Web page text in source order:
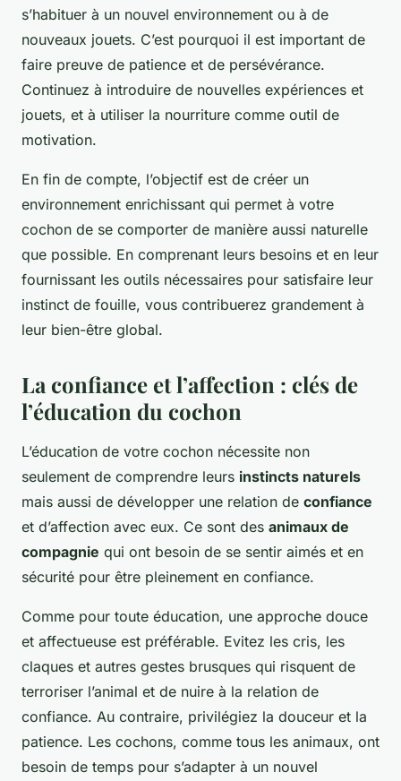
s’habituer à un nouvel environnement ou à de
nouveaux jouets. C’est pourquoi il est important de
faire preuve de patience et de persévérance.
Continuez à introduire de nouvelles expériences et
jouets, et à utiliser la nourriture comme outil de
motivation.
En fin de compte, l’objectif est de créer un
environnement enrichissant qui permet à votre
cochon de se comporter de manière aussi naturelle
que possible. En comprenant leurs besoins et en leur
fournissant les outils nécessaires pour satisfaire leur
instinct de fouille, vous contribuerez grandement à
leur bien-être global.
La confiance et l’affection : clés de
l’éducation du cochon
L’éducation de votre cochon nécessite non
seulement de comprendre leurs instincts naturels
mais aussi de développer une relation de confiance
et d’affection avec eux. Ce sont des animaux de
compagnie qui ont besoin de se sentir aimés et en
sécurité pour être pleinement en confiance.
Comme pour toute éducation, une approche douce
et affectueuse est préférable. Evitez les cris, les
claques et autres gestes brusques qui risquent de
terroriser l’animal et de nuire à la relation de
confiance. Au contraire, privilégiez la douceur et la
patience. Les cochons, comme tous les animaux, ont
besoin de temps pour s’adapter à un nouvel